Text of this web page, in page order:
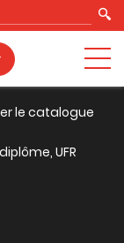
le catalogue
UFR